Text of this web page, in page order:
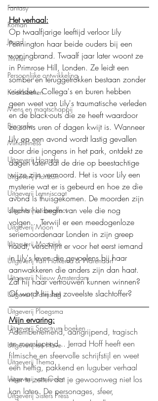
Fantasy
Roman
Jeugd
Thriller
Persoonlijke ontwikkeling
Kookboeken
Mens en maatschappij
Biografie
Mindfulness
Uitgeverij Hogrefe
Uitgeverij Horizon
Uitgeverij Lemniscaat
Uitgeverij Luistereffect
Uitgeverij Moon
Uitgeverij Mozaïek
Uitgeverij Van Holkema & Warendorf
Uitgeverij Nieuw Amsterdam
Uitgeverij Palmslag
Uitgeverij Ploegsma
Uitgeverij Spectrum boeken
Uitgeverij ten Have
Uitgeverij Thema
Uitgeverij van Goor
Uitgeverij Sisters Press
Het verhaal:
Op twaalfjarige leeftijd verloor Lily
Pennington haar beide ouders bij een
woningbrand. Twaalf jaar later woont ze
in Primrose Hill, Londen. Ze leidt een
somber en teruggetrokken bestaan zonder
vrienden. Collega's en buren hebben
geen weet van Lily's traumatische verleden
en de black-outs die ze heeft waardoor
ze soms uren of dagen kwijt is. Wanneer
Lily op een avond wordt lastig gevallen
door drie jongens in het park, ontdekt ze
dagen later dat de drie op beestachtige
wijze zijn vermoord. Het is voor Lily een
mysterie wat er is gebeurd en hoe ze die
avond is thuisgekomen. De moorden zijn
slechts het begin van vele die nog
volgen... Terwijl er een meedogenloze
seriemoordenaar Londen in zijn greep
houdt, verschijnt er voor het eerst iemand
in Lily's leven die gevoelens bij haar
aanwakkeren die anders zijn dan haat.
Zal hij haar vertrouwen kunnen winnen?
Of wordt hij het zoveelste slachtoffer?
Mijn ervaring:
Adembenemend, aangrijpend, tragisch
en meeslepend... Jerrad Hoff heeft een
filmische en sfeervolle schrijfstijl en weet
een heftig, pakkend en luguber verhaal
neer te zetten dat je gewoonweg niet los
kan laten. De personages, sfeer,